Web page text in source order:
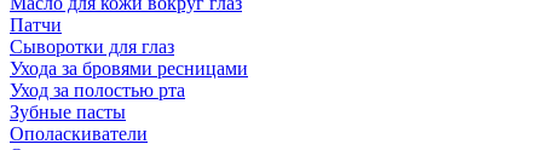
Патчи
Сыворотки для глаз
Ухода за бровями ресницами
Уход за полостью рта
Зубные пасты
Ополаскиватели